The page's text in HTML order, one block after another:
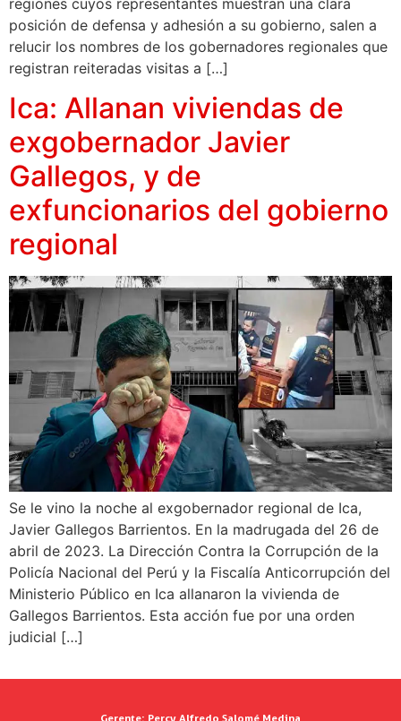
regiones cuyos representantes muestran una clara
posición de defensa y adhesión a su gobierno, salen a
relucir los nombres de los gobernadores regionales que
registran reiteradas visitas a […]
Ica: Allanan viviendas de
exgobernador Javier
Gallegos, y de
exfuncionarios del gobierno
regional
Se le vino la noche al exgobernador regional de Ica,
Javier Gallegos Barrientos. En la madrugada del 26 de
abril de 2023. La Dirección Contra la Corrupción de la
Policía Nacional del Perú y la Fiscalía Anticorrupción del
Ministerio Público en Ica allanaron la vivienda de
Gallegos Barrientos. Esta acción fue por una orden
judicial […]
Gerente: Percy Alfredo Salomé Medina